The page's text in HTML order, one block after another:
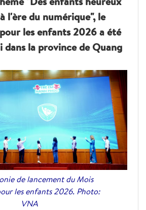
l'ère du numérique", le
les enfants 2026 a été
dans la province de Quang
de lancement du Mois
les enfants 2026. Photo:
VNA